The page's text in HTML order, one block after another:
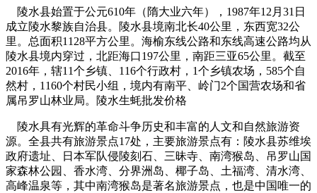
陵水县始置于公元610年（隋大业六年），1987年12月31日
成立陵水黎族自治县。陵水县境南北长40公里，东西宽32公
里。总面积1128平方公里。海榆东线公路和东线高速公路均从
陵水县境内穿过，北距海口197公里，南距三亚65公里。截至
2016年，辖11个乡镇、116个行政村，1个乡镇农场，585个自
然村，1160个村民小组，境内有南平、岭门2个国营农场和省
属吊罗山林业局。陵水生蚝批发价格
陵水具有光辉的革命斗争历史和丰富的人文和自然旅游资
源。全县共有旅游景点17处，主要旅游景点有：陵水县苏维埃
政府遗址、日本军队侵陵刻石、三昧寺、南湾猴岛、吊罗山国
家森林公园、香水湾、分界洲岛、椰子岛、土福湾、清水湾、
高峰温泉等，其中南湾猴岛是著名旅游景点，也是中国唯一的